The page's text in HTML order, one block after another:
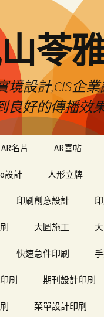
苓
境設計,CIS企
良好的傳播效
AR名片 AR喜帖
設計 人形立牌
印刷創意設計
大圖施工
快速急件印刷
刷 期刊設計印刷
菜單設計印刷